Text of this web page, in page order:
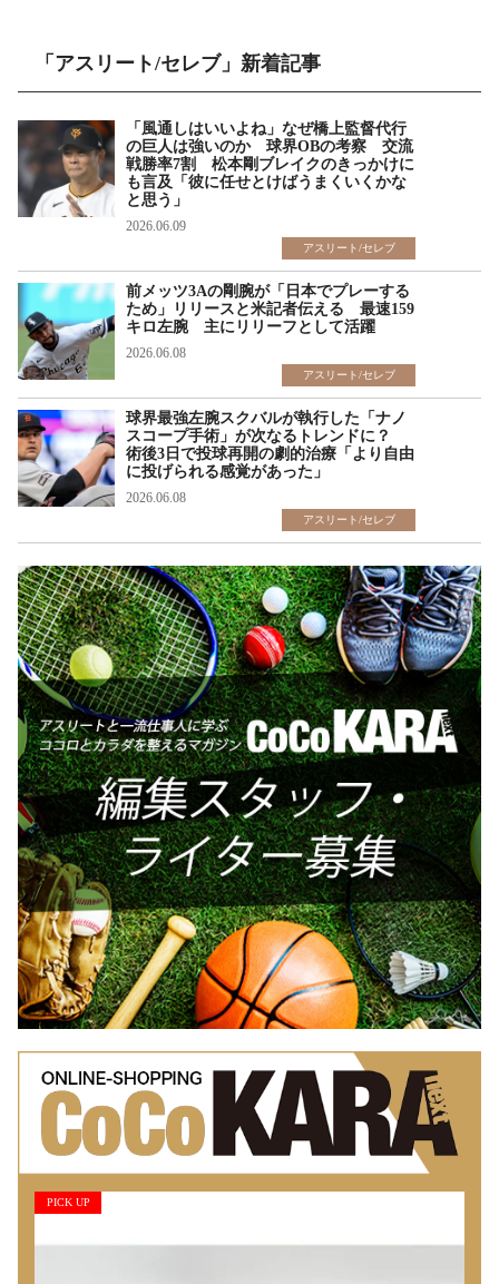
「アスリート/セレブ」新着記事
「風通しはいいよね」なぜ橋上監督代行
の巨人は強いのか 球界OBの考察 交流
戦勝率7割 松本剛ブレイクのきっかけに
も言及「彼に任せとけばうまくいくかな
と思う」
2026.06.09
アスリート/セレブ
前メッツ3Aの剛腕が「日本でプレーする
ため」リリースと米記者伝える 最速159
キロ左腕 主にリリーフとして活躍
2026.06.08
アスリート/セレブ
球界最強左腕スクバルが執行した「ナノ
スコープ手術」が次なるトレンドに？
術後3日で投球再開の劇的治療「より自由
に投げられる感覚があった」
2026.06.08
アスリート/セレブ
PICK UP